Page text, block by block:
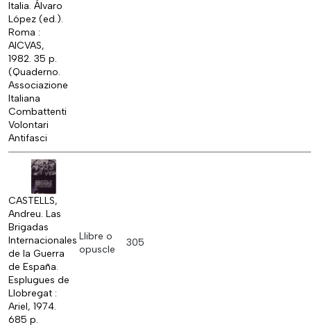
Italia. Álvaro
López (ed.).
Roma :
AICVAS,
1982. 35 p.
(Quaderno.
Associazione
Italiana
Combattenti
Volontari
Antifasci
CASTELLS,
Andreu. Las
Brigadas
Internacionales
de la Guerra
de España.
Esplugues de
Llobregat :
Ariel, 1974.
685 p.
Llibre o
opuscle
305